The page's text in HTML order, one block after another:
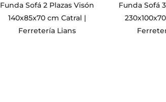
Funda Sofá 2 Plazas Visón
140x85x70 cm Catral |
Ferretería Lians
Funda Sofá